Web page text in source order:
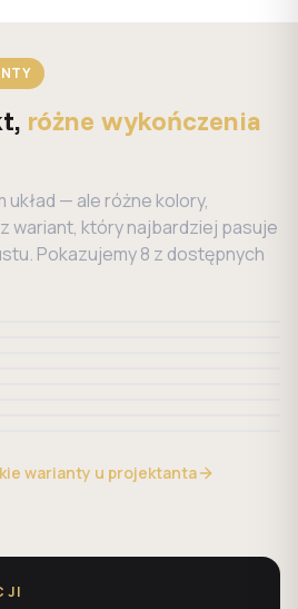
różne wykończenia
układ — ale różne kolory,
wariant, który najbardziej pasuje
Pokazujemy 8 z dostępnych
warianty u projektanta